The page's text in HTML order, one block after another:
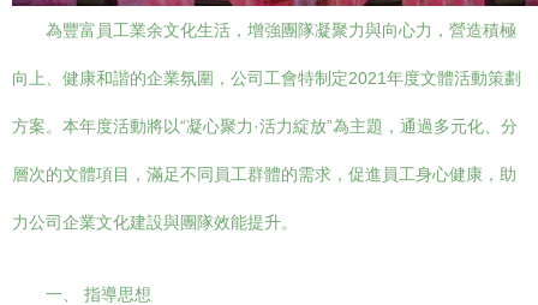
為豐富員工業余文化生活，增強團隊凝聚力與向心力，營造積極
向上、健康和諧的企業氛圍，公司工會特制定2021年度文體活動策劃
方案。本年度活動將以“凝心聚力·活力綻放”為主題，通過多元化、分
層次的文體項目，滿足不同員工群體的需求，促進員工身心健康，助
力公司企業文化建設與團隊效能提升。
一、 指導思想